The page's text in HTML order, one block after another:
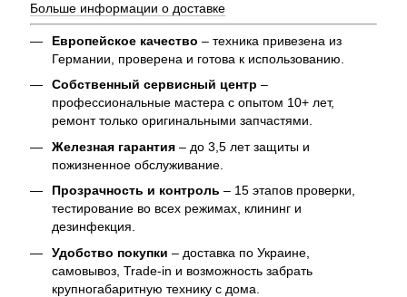
Больше информации о доставке
Европейское качество – техника привезена из
Германии, проверена и готова к использованию.
Собственный сервисный центр –
профессиональные мастера с опытом 10+ лет,
ремонт только оригинальными запчастями.
Железная гарантия – до 3,5 лет защиты и
пожизненное обслуживание.
Прозрачность и контроль – 15 этапов проверки,
тестирование во всех режимах, клининг и
дезинфекция.
Удобство покупки – доставка по Украине,
самовывоз, Trade-in и возможность забрать
крупногабаритную технику с дома.